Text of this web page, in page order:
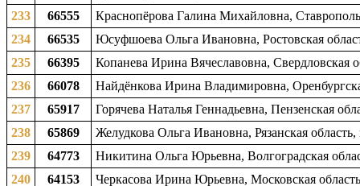
233
66555
Краснопёрова Галина Михайловна,
234
66535
Юсуфшоева Ольга Ивановна, Ростовская
235
66395
Копанева Ирина Вячеславовна,
236
66078
Найдёнкова Ирина Владимировна,
237
65917
Горячева Наталья Геннадьевна, Пензенская
238
65869
Желудкова Ольга Ивановна, Рязанская
239
64773
Никитина Ольга Юрьевна, Волгоградская
240
64153 Черкасова Ирина Юрьевна, Московская